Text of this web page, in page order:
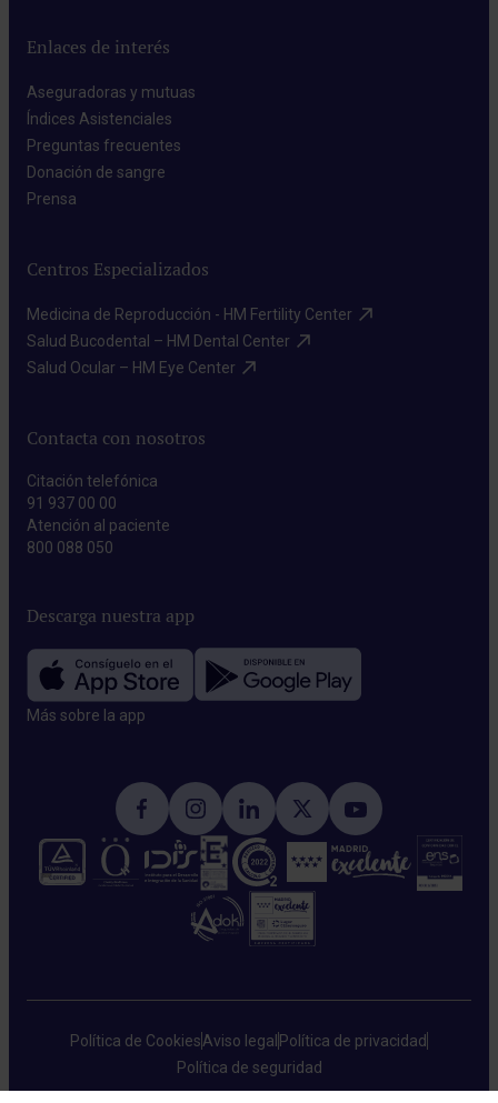
Enlaces de interés
Aseguradoras y mutuas​
Índices Asistenciales​
Preguntas frecuentes​
Donación de sangre​
Prensa​
Centros Especializados
Medicina de Reproducción - HM Fertility Center​
Salud Bucodental – HM Dental Center​
Salud Ocular – HM Eye Center​
Contacta con nosotros
Citación telefónica
91 937 00 00
Atención al paciente
800 088 050
Descarga nuestra app
Más sobre la app​
Política de CookiesAviso legal Política de privacidad
Política de seguridad